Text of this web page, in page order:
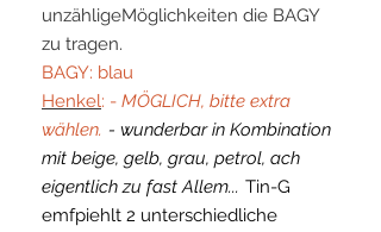
unzähligeMöglichkeiten die BAGY
zu tragen.
BAGY: blau
Henkel: - MÖGLICH, bitte extra
wählen. - wunderbar in Kombination
mit beige, gelb, grau, petrol, ach
eigentlich zu fast Allem... Tin-G
emfpiehlt 2 unterschiedliche